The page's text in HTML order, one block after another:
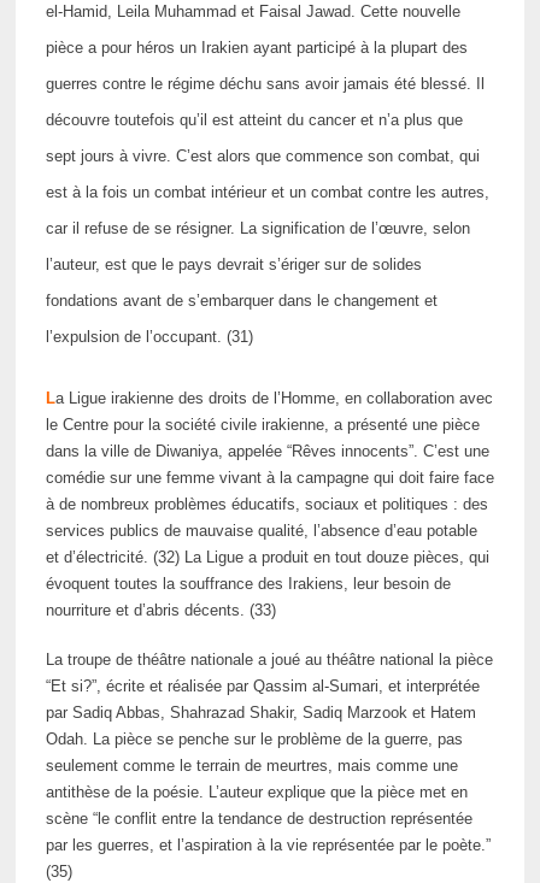
el-Hamid, Leila Muhammad et Faisal Jawad. Cette nouvelle
pièce a pour héros un Irakien ayant participé à la plupart des
guerres contre le régime déchu sans avoir jamais été blessé. Il
découvre toutefois qu’il est atteint du cancer et n’a plus que
sept jours à vivre. C’est alors que commence son combat, qui
est à la fois un combat intérieur et un combat contre les autres,
car il refuse de se résigner. La signification de l’œuvre, selon
l’auteur, est que le pays devrait s’ériger sur de solides
fondations avant de s’embarquer dans le changement et
l’expulsion de l’occupant. (31)
La Ligue irakienne des droits de l’Homme, en collaboration avec
le Centre pour la société civile irakienne, a présenté une pièce
dans la ville de Diwaniya, appelée “Rêves innocents”. C’est une
comédie sur une femme vivant à la campagne qui doit faire face
à de nombreux problèmes éducatifs, sociaux et politiques : des
services publics de mauvaise qualité, l’absence d’eau potable
et d’électricité. (32) La Ligue a produit en tout douze pièces, qui
évoquent toutes la souffrance des Irakiens, leur besoin de
nourriture et d’abris décents. (33)
La troupe de théâtre nationale a joué au théâtre national la pièce
“Et si?”, écrite et réalisée par Qassim al-Sumari, et interprétée
par Sadiq Abbas, Shahrazad Shakir, Sadiq Marzook et Hatem
Odah. La pièce se penche sur le problème de la guerre, pas
seulement comme le terrain de meurtres, mais comme une
antithèse de la poésie. L’auteur explique que la pièce met en
scène “le conflit entre la tendance de destruction représentée
par les guerres, et l’aspiration à la vie représentée par le poète.”
(35)